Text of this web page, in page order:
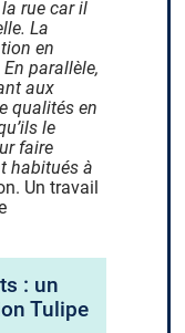
rue car il
La
en
parallèle,
aux
qualités en
le
faire
habitués à
Un travail
: un
Tulipe